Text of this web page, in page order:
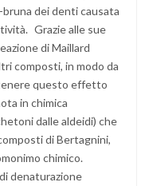
dei denti causata
Grazie alle sue
di Maillard
composti, in modo da
questo effetto
in chimica
dalle aldeidi) che
di Bertagnini,
chimico.
denaturazione